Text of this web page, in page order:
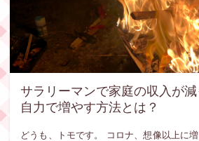
サラリーマンで家庭の収入が減
自力で増やす方法とは？
どうも、トモです。 コロナ、想像以上に